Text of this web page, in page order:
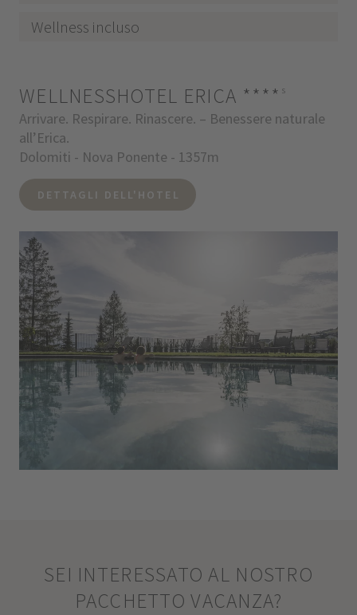
Wellness incluso
WELLNESSHOTEL ERICA **** s
Arrivare. Respirare. Rinascere. – Benessere naturale
all’Erica.
Dolomiti - Nova Ponente - 1357m
DETTAGLI DELL'HOTEL
SEI INTERESSATO AL NOSTRO
PACCHETTO VACANZA?